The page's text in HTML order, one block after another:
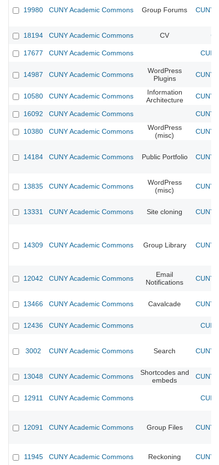
19980 CUNY Academic Commons Group Forums CUNY
18194 CUNY Academic Commons CV
17677 CUNY Academic Commons
14987 CUNY Academic Commons
WordPress
Plugins
CUNY
10580 CUNY Academic Commons
Information
Architecture
CUNY
16092 CUNY Academic Commons CUNY
10380 CUNY Academic Commons
WordPress
(misc)
CUNY
14184 CUNY Academic Commons Public Portfolio CUNY
13835 CUNY Academic Commons
WordPress
(misc)
CUNY
13331 CUNY Academic Commons Site cloning CUNY
14309 CUNY Academic Commons Group Library CUNY
12042 CUNY Academic Commons
Email
Notifications
CUNY
13466 CUNY Academic Commons Cavalcade CUNY
12436 CUNY Academic Commons
3002 CUNY Academic Commons Search CUNY
13048 CUNY Academic Commons
Shortcodes and
embeds
CUNY
12911 CUNY Academic Commons
12091 CUNY Academic Commons Group Files CUNY
11945 CUNY Academic Commons Reckoning CUNY